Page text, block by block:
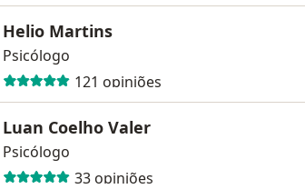
Helio Martins
Psicólogo
121 opiniões
Luan Coelho Valer
Psicólogo
33 opiniões